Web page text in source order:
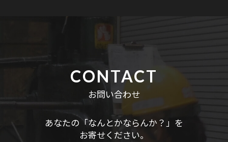
CONTACT
お問い合わせ
あなたの「なんとかならんか？」を
お寄せください。